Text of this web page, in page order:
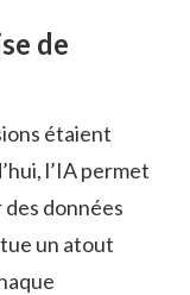
de
étaient
l’IA permet
des données
un atout